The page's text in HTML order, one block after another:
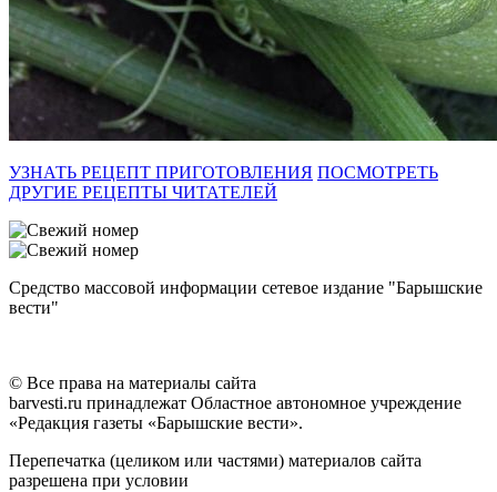
УЗНАТЬ РЕЦЕПТ ПРИГОТОВЛЕНИЯ ПОСМОТРЕТЬ
ДРУГИЕ РЕЦЕПТЫ ЧИТАТЕЛЕЙ
Средство массовой информации сетевое издание "Барышские
вести"
© Все права на материалы сайта
barvesti.ru принадлежат Областное автономное учреждение
«Редакция газеты «Барышские вести».
Перепечатка (целиком или частями) материалов сайта
разрешена при условии